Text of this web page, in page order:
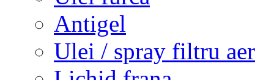
Antigel
Ulei / spray filtru aer